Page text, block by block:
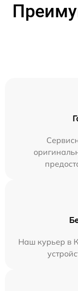
Наш курьер в